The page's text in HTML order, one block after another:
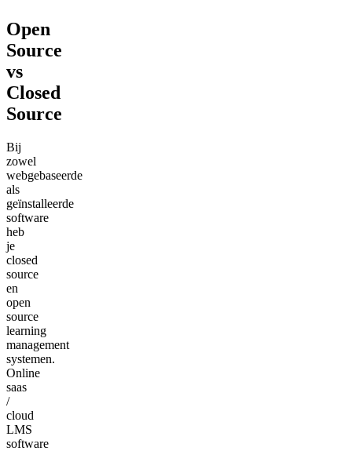
Open
Source
vs
Closed
Source
Bij
zowel
webgebaseerde
als
geïnstalleerde
software
heb
je
closed
source
en
open
source
learning
management
systemen.
Online
saas
/
cloud
LMS
software